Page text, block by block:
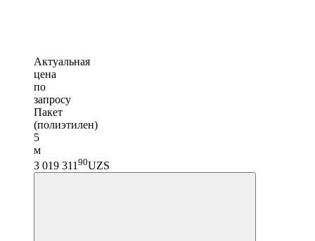
Актуальная
цена
по
запросу
Пакет
(полиэтилен)
5
м
3 019 311 90UZS